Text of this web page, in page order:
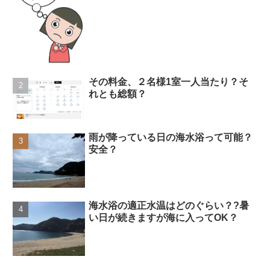
その料金、２名様1室一人当たり？そ
れとも総額？
雨が降っている日の海水浴って可能？
安全？
海水浴の適正水温はどのぐらい？?暑
い日が続きますが海に入ってOK？